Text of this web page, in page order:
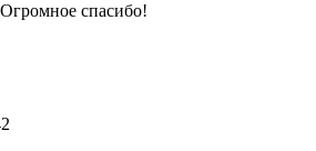
спасибо!